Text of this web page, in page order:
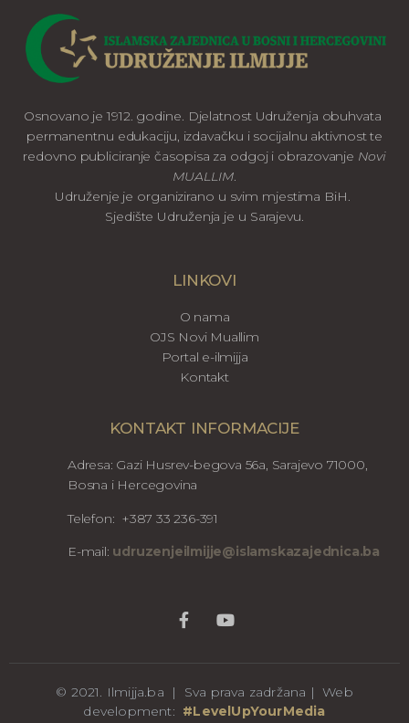
Osnovano je 1912. godine. Djelatnost Udruženja obuhvata
permanentnu edukaciju, izdavačku i socijalnu aktivnost te
redovno publiciranje časopisa za odgoj i obrazovanje Novi
MUALLIM.
Udruženje je organizirano u svim mjestima BiH.
Sjedište Udruženja je u Sarajevu.
LINKOVI
O nama
OJS Novi Muallim
Portal e-ilmijja
Kontakt
KONTAKT INFORMACIJE
Adresa: Gazi Husrev-begova 56a, Sarajevo 71000,
Bosna i Hercegovina
Telefon: +387 33 236-391
E-mail: udruzenjeilmijje@islamskazajednica.ba
© 2021. Ilmijja.ba | Sva prava zadržana | Web
development: #LevelUpYourMedia